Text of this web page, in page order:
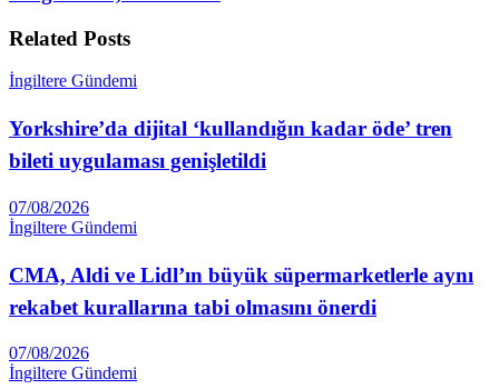
Related Posts
İngiltere Gündemi
Yorkshire’da dijital ‘kullandığın kadar öde’ tren
bileti uygulaması genişletildi
07/08/2026
İngiltere Gündemi
CMA, Aldi ve Lidl’ın büyük süpermarketlerle aynı
rekabet kurallarına tabi olmasını önerdi
07/08/2026
İngiltere Gündemi